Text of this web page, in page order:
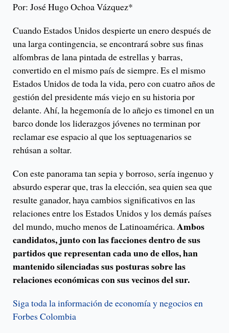
Por: José Hugo Ochoa Vázquez*
Cuando Estados Unidos despierte un enero después de
una larga contingencia, se encontrará sobre sus finas
alfombras de lana pintada de estrellas y barras,
convertido en el mismo país de siempre. Es el mismo
Estados Unidos de toda la vida, pero con cuatro años de
gestión del presidente más viejo en su historia por
delante. Ahí, la hegemonía de lo añejo es timonel en un
barco donde los liderazgos jóvenes no terminan por
reclamar ese espacio al que los septuagenarios se
rehúsan a soltar.
Con este panorama tan sepia y borroso, sería ingenuo y
absurdo esperar que, tras la elección, sea quien sea que
resulte ganador, haya cambios significativos en las
relaciones entre los Estados Unidos y los demás países
del mundo, mucho menos de Latinoamérica. Ambos
candidatos, junto con las facciones dentro de sus
partidos que representan cada uno de ellos, han
mantenido silenciadas sus posturas sobre las
relaciones económicas con sus vecinos del sur.
Siga toda la información de economía y negocios en
Forbes Colombia